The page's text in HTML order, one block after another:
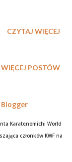
CZYTAJ WIĘCEJ
WIĘCEJ POSTÓW
Blogger
Karatenomichi World
członków KWF na